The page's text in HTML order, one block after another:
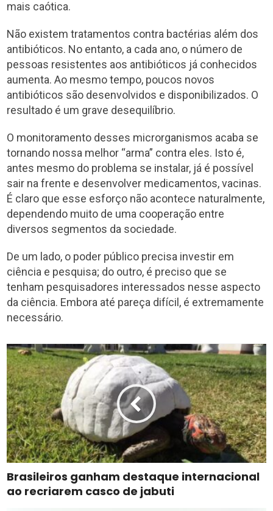
mais caótica.
Não existem tratamentos contra bactérias além dos
antibióticos. No entanto, a cada ano, o número de
pessoas resistentes aos antibióticos já conhecidos
aumenta. Ao mesmo tempo, poucos novos
antibióticos são desenvolvidos e disponibilizados. O
resultado é um grave desequilíbrio.
O monitoramento desses microrganismos acaba se
tornando nossa melhor “arma” contra eles. Isto é,
antes mesmo do problema se instalar, já é possível
sair na frente e desenvolver medicamentos, vacinas.
É claro que esse esforço não acontece naturalmente,
dependendo muito de uma cooperação entre
diversos segmentos da sociedade.
De um lado, o poder público precisa investir em
ciência e pesquisa; do outro, é preciso que se
tenham pesquisadores interessados nesse aspecto
da ciência. Embora até pareça difícil, é extremamente
necessário.
Brasileiros ganham destaque internacional
ao recriarem casco de jabuti